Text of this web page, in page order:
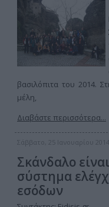
βασιλόπιτα του 2014.
μέλη,
Διαβάστε περισσότερα...
Σάββατο, 25 Ιανουαρίου
Σκάνδαλο
σύστημα
εσόδων